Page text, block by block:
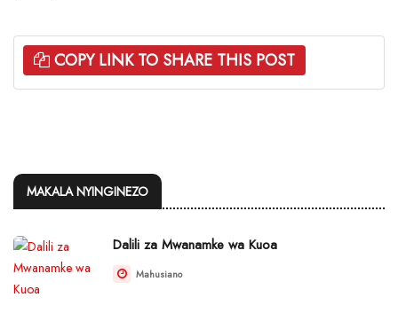
COPY LINK TO SHARE THIS POST
MAKALA NYINGINEZO
Dalili za Mwanamke wa Kuoa
Mahusiano